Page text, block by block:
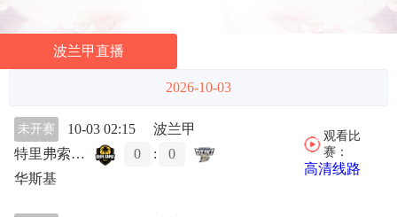
波兰甲直播
2026-10-03
未开赛 10-03 02:15
波兰甲
特里弗索波特
0 :
0
华斯基
观看比
赛：
高清线路